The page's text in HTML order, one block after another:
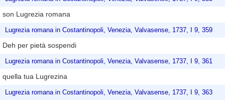
son Lugrezia romana
Lugrezia romana in Costantinopoli, Venezia, Valvasense, 1737, I 9, 359
Deh per pietà sospendi
Lugrezia romana in Costantinopoli, Venezia, Valvasense, 1737, I 9, 361
quella tua Lugrezina
Lugrezia romana in Costantinopoli, Venezia, Valvasense, 1737, I 9, 363